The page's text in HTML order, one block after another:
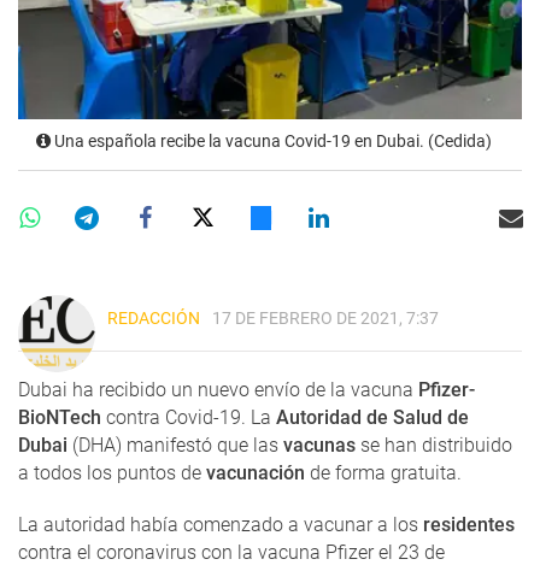
Una española recibe la vacuna Covid-19 en Dubai. (Cedida)
REDACCIÓN 17 DE FEBRERO DE 2021, 7:37
Dubai ha recibido un nuevo envío de la vacuna Pfizer-
BioNTech contra Covid-19. La Autoridad de Salud de
Dubai (DHA) manifestó que las vacunas se han distribuido
a todos los puntos de vacunación de forma gratuita.
La autoridad había comenzado a vacunar a los residentes
contra el coronavirus con la vacuna Pfizer el 23 de